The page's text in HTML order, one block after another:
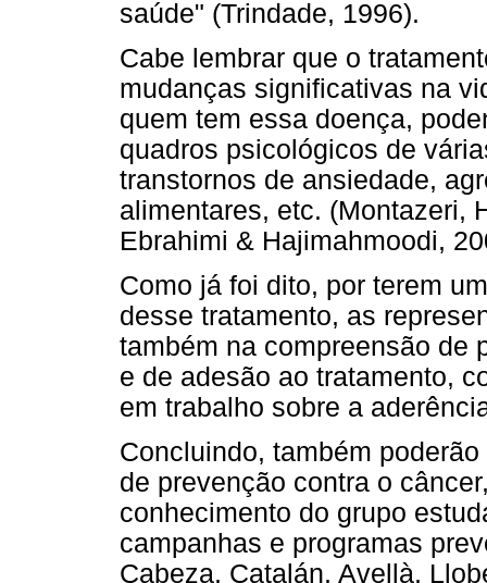
saúde" (Trindade, 1996).
Cabe lembrar que o
mudanças significativas na
quem tem essa doença,
quadros psicológicos de
transtornos de ansiedade,
alimentares, etc. (Montazeri,
Ebrahimi & Hajimahmoodi,
Como já foi dito, por terem
desse tratamento, as
também na compreensão de
e de adesão ao tratamento,
em trabalho sobre a
Concluindo, também
de prevenção contra o
conhecimento do grupo
campanhas e programas
Cabeza, Catalán, Avellà,